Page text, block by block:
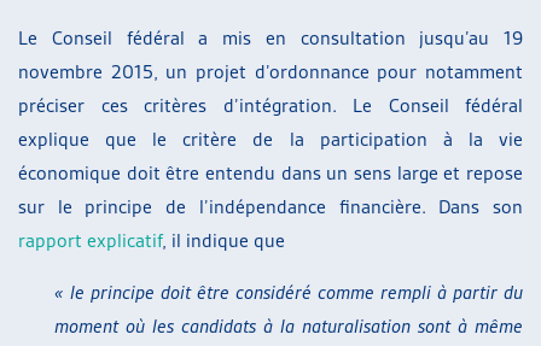
Le Conseil fédéral a mis en consultation jusqu’au 19
novembre 2015, un projet d’ordonnance pour notamment
préciser ces critères d’intégration. Le Conseil fédéral
explique que le critère de la participation à la vie
économique doit être entendu dans un sens large et repose
sur le principe de l’indépendance financière. Dans son
rapport explicatif, il indique que
« le principe doit être considéré comme rempli à partir du
moment où les candidats à la naturalisation sont à même